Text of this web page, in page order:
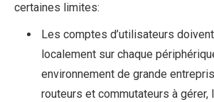
certaines limites:
Les comptes d’utilisateurs
localement sur chaque
environnement de grande
routeurs et commutateurs à